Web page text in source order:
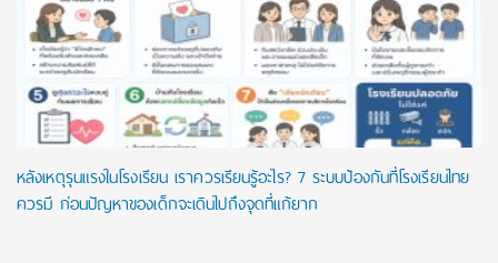
หลังเหตุรุนแรงในโรงเรียน เราควรเรียนรู้อะไร? 7 ระบบป้องกันที่โรงเรียนไทย
ควรมี ก่อนปัญหาของเด็กจะเดินไปถึงจุดที่แก้ยาก